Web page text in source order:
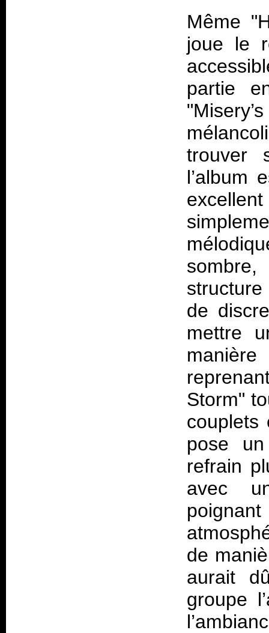
Même
joue le
partie
trouver
l’album
de
mettre
Storm"
couplets
pose
refrain
avec
de
aurait
groupe